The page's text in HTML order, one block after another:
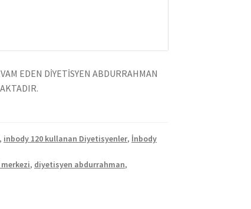
EDEN DİYETİSYEN ABDURRAHMAN
, inbody 120 kullanan Diyetisyenler, İnbody
, diyetisyen abdurrahman,